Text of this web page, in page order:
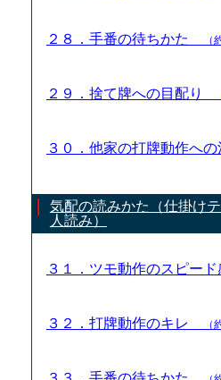
２８．手番の待ちかた （
２９．捨て牌への目配り
３０．他家の打牌動作へ
気配の読みかた（仕掛け
人読み）
３１．ツモ動作のスピー
３２．打牌動作のキレ （